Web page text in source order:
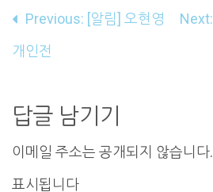
글
내
게
이
션
Previous: [알림] 오현영
개인전
Next:
답글 남기기
이메일 주소는 공개되지 않습니다.
표시됩니다